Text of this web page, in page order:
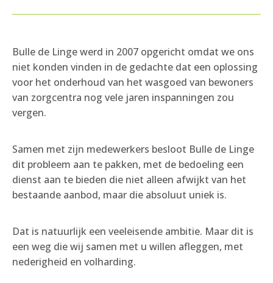
Bulle de Linge werd in 2007 opgericht omdat we ons
niet konden vinden in de gedachte dat een oplossing
voor het onderhoud van het wasgoed van bewoners
van zorgcentra nog vele jaren inspanningen zou
vergen.
Samen met zijn medewerkers besloot Bulle de Linge
dit probleem aan te pakken, met de bedoeling een
dienst aan te bieden die niet alleen afwijkt van het
bestaande aanbod, maar die absoluut uniek is.
Dat is natuurlijk een veeleisende ambitie. Maar dit is
een weg die wij samen met u willen afleggen, met
nederigheid en volharding.